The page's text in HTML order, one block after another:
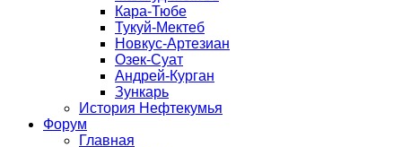
Кара-Тюбе
Тукуй-Мектеб
Новкус-Артезиан
Озек-Суат
Андрей-Курган
Зункарь
История Нефтекумья
Форум
Главная